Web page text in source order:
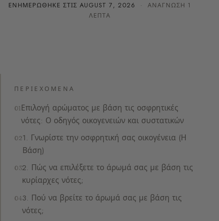
ΕΝΗΜΕΡΏΘΗΚΕ ΣΤΙΣAUGUST 7, 2026 · ΑΝΆΓΝΩΣΗ 1
ΛΕΠΤΆ
ΠΕΡΙΕΧΌΜΕΝΑ
Επιλογή αρώματος με βάση τις οσφρητικές
νότες: Ο οδηγός οικογενειών και συστατικών
1. Γνωρίστε την οσφρητική σας οικογένεια (Η
Βάση)
2. Πώς να επιλέξετε το άρωμά σας με βάση τις
κυρίαρχες νότες;
3. Πού να βρείτε το άρωμά σας με βάση τις
νότες;